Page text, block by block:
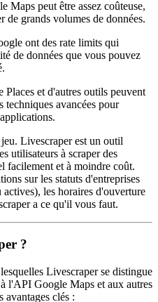
Maps peut être assez coûteuse,
de grands volumes de données.
ont des rate limits qui
de données que vous pouvez
et d'autres outils peuvent
techniques avancées pour
Livescraper est un outil
utilisateurs à scraper des
facilement et à moindre coût.
sur les statuts d'entreprises
actives), les horaires d'ouverture
a ce qu'il vous faut.
?
Livescraper se distingue
l'API Google Maps et aux autres
avantages clés :